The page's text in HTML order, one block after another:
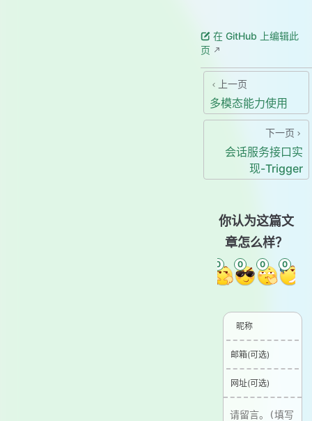
在 GitHub 上编辑此
页
上一页
多模态能力使用
下一页
会话服务接口实
现-Trigger
你认为这篇文
章怎么样？
0 0 0 0
昵称
邮箱(可选)
网址(可选)